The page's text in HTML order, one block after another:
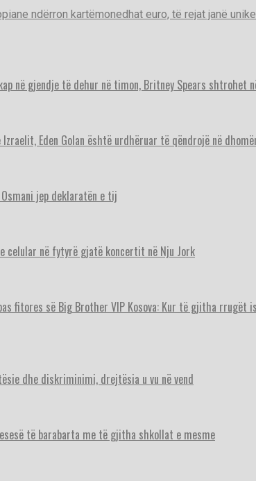
ndërron kartëmonedhat euro, të rejat janë unike
në gjendje të dehur në timon, Britney Spears shtrohet
Izraelit, Eden Golan është urdhëruar të qëndrojë në
Osmani jep deklaratën e tij
celular në fytyrë gjatë koncertit në Nju Jork
fitores së Big Brother VIP Kosova: Kur të gjitha rrugët
dhe diskriminimi, drejtësia u vu në vend
të barabarta me të gjitha shkollat e mesme